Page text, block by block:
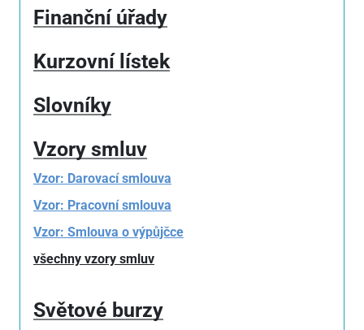
Finanční úřady
Kurzovní lístek
Slovníky
Vzory smluv
Vzor: Darovací smlouva
Vzor: Pracovní smlouva
Vzor: Smlouva o výpůjčce
všechny vzory smluv
Světové burzy